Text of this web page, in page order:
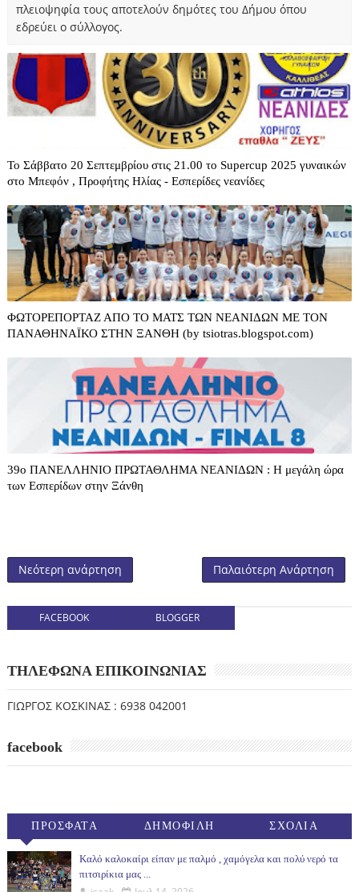
πλειοψηφία τους αποτελούν δημότες του Δήμου όπου
εδρεύει ο σύλλογος.
Το Σάββατο 20 Σεπτεμβρίου στις 21.00 το Supercup 2025 γυναικών
στο Μπεφόν , Προφήτης Ηλίας - Εσπερίδες νεανίδες
ΦΩΤΟΡΕΠΟΡΤΑΖ ΑΠΟ ΤΟ ΜΑΤΣ ΤΩΝ ΝΕΑΝΙΔΩΝ ΜΕ ΤΟΝ
ΠΑΝΑΘΗΝΑΪΚΟ ΣΤΗΝ ΞΑΝΘΗ (by tsiotras.blogspot.com)
39o ΠΑΝΕΛΛΗΝΙΟ ΠΡΩΤΑΘΛΗΜΑ ΝΕΑΝΙΔΩΝ : Η μεγάλη ώρα
των Εσπερίδων στην Ξάνθη
Νεότερη ανάρτηση Παλαιότερη Ανάρτηση
FACEBOOK BLOGGER
ΤΗΛΕΦΩΝΑ ΕΠΙΚΟΙΝΩΝΙΑΣ
ΓΙΩΡΓΟΣ ΚΟΣΚΙΝΑΣ : 6938 042001
facebook
ΠΡΟΣΦΑΤΑ ΔΗΜΟΦΙΛΗ ΣΧΟΛΙΑ
Καλό καλοκαίρι είπαν με παλμό , χαμόγελα και πολύ νερό τα
πιτσιρίκια μας ...